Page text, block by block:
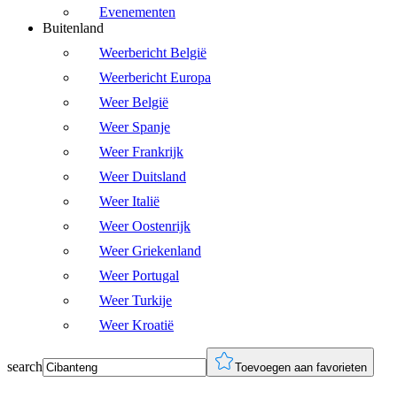
Evenementen
Buitenland
Weerbericht België
Weerbericht Europa
Weer België
Weer Spanje
Weer Frankrijk
Weer Duitsland
Weer Italië
Weer Oostenrijk
Weer Griekenland
Weer Portugal
Weer Turkije
Weer Kroatië
search Toevoegen aan favorieten